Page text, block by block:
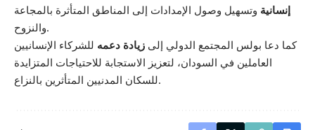
إنسانية وتسهيل وصول الإمدادات إلى المناطق المتأثرة بالمجاعة
والنزوح.
كما دعا بولس المجتمع الدولي إلى زيادة دعمه للشركاء الإنسانيين
العاملين في السودان، لتعزيز الاستجابة للاحتياجات المتزايدة
للسكان المدنيين المتأثرين بالنزاع.